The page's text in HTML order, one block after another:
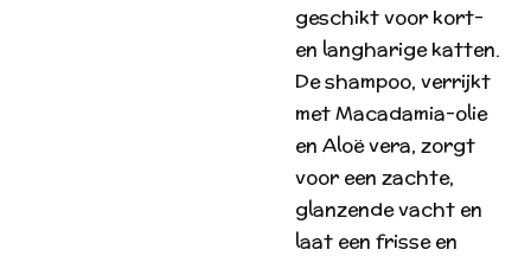
geschikt voor kort-
en langharige katten.
De shampoo, verrijkt
met Macadamia-olie
en Aloë vera, zorgt
voor een zachte,
glanzende vacht en
laat een frisse en